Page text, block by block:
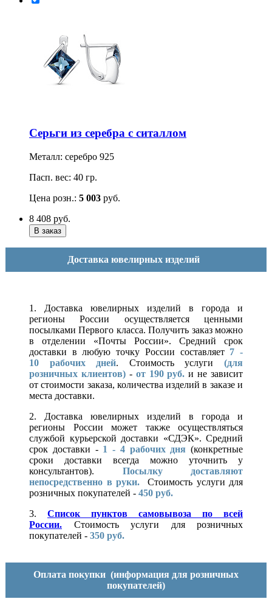
Серьги из серебра с ситаллом
Металл: серебро 925
Пасп. вес: 40 гр.
Цена розн.: 5 003 руб.
8 408 руб.
Доставка ювелирных изделий
1. Доставка ювелирных изделий в города и
регионы России осуществляется ценными
посылками Первого класса. Получить заказ можно
в отделении «Почты России». Средний срок
доставки в любую точку России составляет 7 -
10 рабочих дней. Стоимость услуги(для
розничных клиентов)- от 190 руб. и не зависит
от стоимости заказа, количества изделий в заказе и
места доставки.
2. Доставка ювелирных изделий в города и
регионы России может также осуществляться
службой курьерской доставки «СДЭК». Средний
срок доставки - 1 - 4 рабочих дня (конкретные
сроки доставки всегда можно уточнить у
консультантов). Посылку доставляют
непосредственно в руки.
Стоимость услуги для
розничных покупателей - 450 руб.
3. Список пунктов самовывоза по всей
России.
Стоимость услуги для розничных
покупателей - 350 руб.
Оплата покупки (информация для розничных
покупателей)